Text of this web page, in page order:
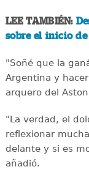
LEE TAMBIÉN:
sobre el inicio
"Soñé que la
Argentina y
arquero del
"La verdad, el
reflexionar
delante y si es
añadió.